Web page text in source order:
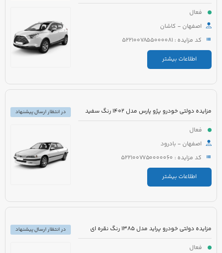
فعال
اصفهان - کاشان
کد مزایده : 5221007855000081
اطلاعات بیشتر
مزایده دولتی خودرو پژو پارس مدل 1402 رنگ سفید
فعال
اصفهان - بادرود
کد مزایده : 5221007750000060
اطلاعات بیشتر
در انتظار ارسال پیشنهاد
مزایده دولتی خودرو پراید مدل 1385 رنگ نقره ای
فعال
در انتظار ارسال پیشنهاد